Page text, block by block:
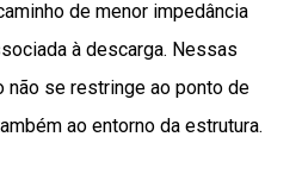
de menor impedância
à descarga. Nessas
se restringe ao ponto de
ao entorno da estrutura.